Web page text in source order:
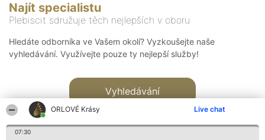
ORLOVÉ Krásy Live chat
07:30
Najít specialistu
Plebiscit sdružuje těch nejlepších v oboru
Hledáte odborníka ve Vašem okolí? Vyzkoušejte naše
vyhledávání. Využívejte pouze ty nejlepší služby!
Vyhledávání